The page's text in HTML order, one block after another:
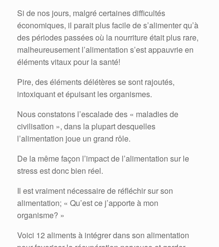
Si de nos jours, malgré certaines difficultés
économiques, il parait plus facile de s’alimenter qu’à
des périodes passées où la nourriture était plus rare,
malheureusement l’alimentation s’est appauvrie en
éléments vitaux pour la santé!
Pire, des éléments délétères se sont rajoutés,
intoxiquant et épuisant les organismes.
Nous constatons l’escalade des « maladies de
civilisation », dans la plupart desquelles
l’alimentation joue un grand rôle.
De la même façon l’impact de l’alimentation sur le
stress est donc bien réel.
Il est vraiment nécessaire de réfléchir sur son
alimentation; « Qu’est ce j’apporte à mon
organisme? »
Voici 12 aliments à intégrer dans son alimentation